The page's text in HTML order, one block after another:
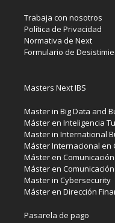
Trabaja con nosotros
Política de Privacidad
Normativa de Next
Formulario de
Masters Next IBS
Master in Big Data and
Máster en Inteligencia
Master in International
Máster Internacional en
Máster en
Máster en
Master in Cybersecurity
Máster en Dirección
Pasarela de pago